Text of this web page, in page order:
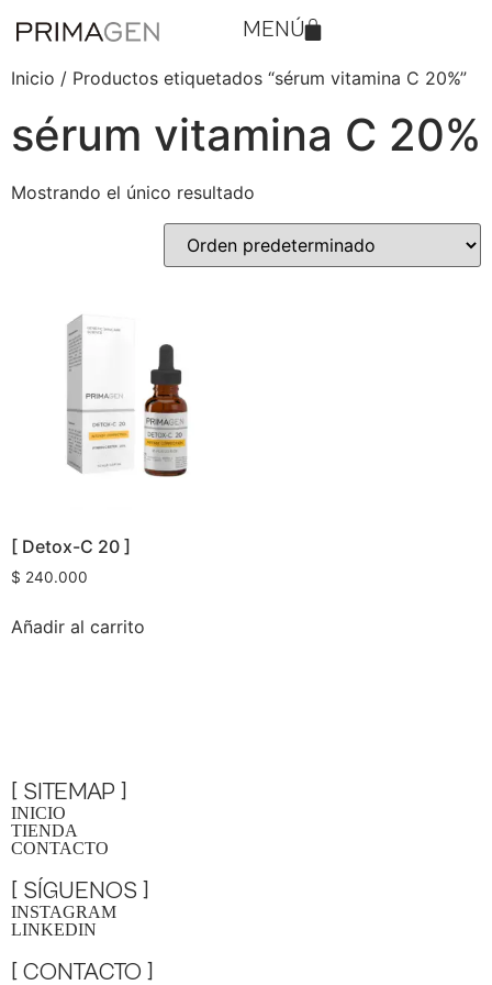
MENÚ
Inicio / Productos etiquetados “sérum vitamina C 20%”
sérum vitamina C 20%
Mostrando el único resultado
[ Detox-C 20 ]
$ 240.000
Añadir al carrito
[ SITEMAP ]
INICIO
TIENDA
CONTACTO
[ SÍGUENOS ]
INSTAGRAM
LINKEDIN
[ CONTACTO ]